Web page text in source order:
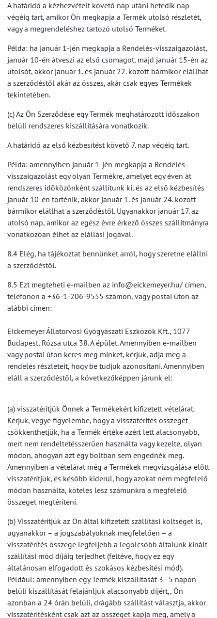
A határidő a kézhezvételt követő nap utáni hetedik nap
végéig tart, amikor Ön megkapja a Termék utolsó részletét,
vagy a megrendeléshez tartozó utolsó Terméket.
Példa: ha január 1-jén megkapja a Rendelés-visszaigazolást,
január 10-én átveszi az első csomagot, majd január 15-én az
utolsót, akkor január 1. és január 22. között bármikor elállhat
a szerződéstől akár az összes, akár csak egyes Termékek
tekintetében.
(c) Az Ön Szerződése egy Termék meghatározott időszakon
belüli rendszeres kiszállítására vonatkozik.
A határidő az első kézbesítést követő 7. nap végéig tart.
Példa: amennyiben január 1-jén megkapja a Rendelés-
visszaigazolást egy olyan Termékre, amelyet egy éven át
rendszeres időközönként szállítunk ki, és az első kézbesítés
január 10-én történik, akkor január 1. és január 24. között
bármikor elállhat a szerződéstől. Ugyanakkor január 17. az
utolsó nap, amikor az egész évre érkező összes szállítmányra
vonatkozóan élhet az elállási jogával.
8.4 Elég, ha tájékoztat bennünket arról, hogy szeretne elállni
a szerződéstől.
8.5 Ezt megteheti e-mailben az info@eickemeyer.hu/ címen,
telefonon a +36-1-206-9555 számon, vagy postai úton az
alábbi címen:
Eickemeyer Állatorvosi Gyógyászati Eszközök Kft., 1077
Budapest, Rózsa utca 38. A épület. Amennyiben e-mailben
vagy postai úton keres meg minket, kérjük, adja meg a
rendelés részleteit, hogy be tudjuk azonosítani. Amennyiben
eláll a szerződéstől, a következőképpen járunk el:
(a) visszatérítjük Önnek a Termékekért kifizetett vételárat.
Kérjük, vegye figyelembe, hogy a visszatérítés összegét
csökkenthetjük, ha a Termék értéke azért lett alacsonyabb,
mert nem rendeltetésszerűen használta vagy kezelte, olyan
módon, ahogyan azt egy boltban sem engednék meg.
Amennyiben a vételárat még a Termékek megvizsgálása előtt
visszatérítjük, és később kiderül, hogy azokat nem megfelelő
módon használta, köteles lesz számunkra a megfelelő
összeget megtéríteni.
(b) Visszatérítjük az Ön által kifizetett szállítási költséget is,
ugyanakkor – a jogszabályoknak megfelelően – a
visszatérítés összege legfeljebb a legolcsóbb általunk kínált
szállítási mód díjáig terjedhet (feltéve, hogy ez egy
általánosan elfogadott és szokásos kézbesítési mód).
Például: amennyiben egy Termék kiszállítását 3–5 napon
belüli kiszállítását felajánljuk alacsonyabb díjért,, Ön
azonban a 24 órán belüli, drágább szállítást választja, akkor
visszatérítésként csak azt az összeget kapja meg, amely a